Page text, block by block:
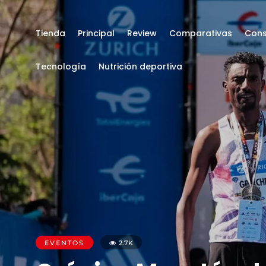
Tienda Principal Review Comparativas
Tecnología Nutrición deportiva
EVENTOS 2.7K